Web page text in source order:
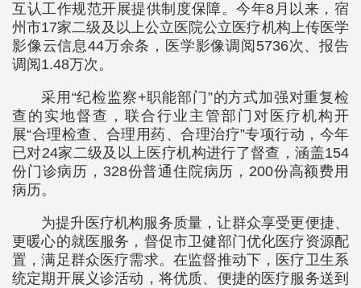
互认工作规范开展提供制度保障。今年8月以来，宿
州市17家二级及以上公立医院公立医疗机构上传医学
影像云信息44万余条，医学影像调阅5736次、报告
调阅1.48万次。
采用“纪检监察+职能部门”的方式加强对重复检
查的实地督查，联合行业主管部门对医疗机构开
展“合理检查、合理用药、合理治疗”专项行动，今年
已对24家二级及以上医疗机构进行了督查，涵盖154
份门诊病历，328份普通住院病历，200份高额费用
病历。
为提升医疗机构服务质量，让群众享受更便捷、
更暖心的就医服务，督促市卫健部门优化医疗资源配
置，满足群众医疗需求。在监督推动下，医疗卫生系
统定期开展义诊活动，将优质、便捷的医疗服务送到